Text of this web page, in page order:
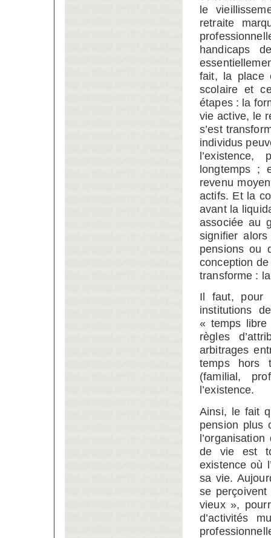
le
retraite
handicaps
fait, la place
scolaire et
étapes : la
vie active, le
s’est
individus
longtemps ;
revenu
actifs. Et la
avant la
associée au
signifier
pensions ou
conception
transforme :
Il faut, pour
institutions
« temps libre
règles
arbitrages
temps hors
(familial,
l’existence.
Ainsi, le fait
pension plus
de vie est
existence où
sa vie.
se
vieux »,
d’activités